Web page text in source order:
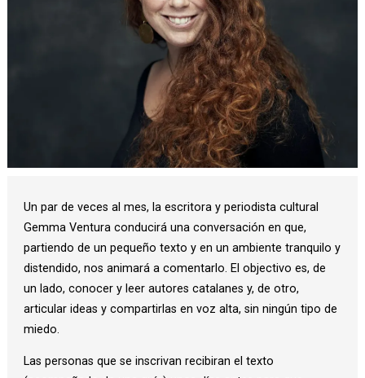
Un par de veces al mes, la escritora y periodista cultural
Gemma Ventura conducirá una conversación en que,
partiendo de un pequeño texto y en un ambiente tranquilo y
distendido, nos animará a comentarlo. El objectivo es, de
un lado, conocer y leer autores catalanes y, de otro,
articular ideas y compartirlas en voz alta, sin ningún tipo de
miedo.
Las personas que se inscrivan recibiran el texto